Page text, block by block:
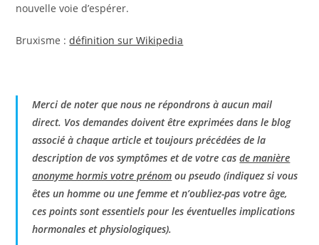
nouvelle voie d’espérer.
Bruxisme :définition sur Wikipedia
Merci de noter que nous ne répondrons à aucun mail
direct. Vos demandes doivent être exprimées dans le blog
associé à chaque article et toujours précédées de la
description de vos symptômes et de votre casde manière
anonyme hormis votre prénom ou pseudo (indiquez si vous
êtes un homme ou une femme et n’oubliez-pas votre âge,
ces points sont essentiels pour les éventuelles implications
hormonales et physiologiques).